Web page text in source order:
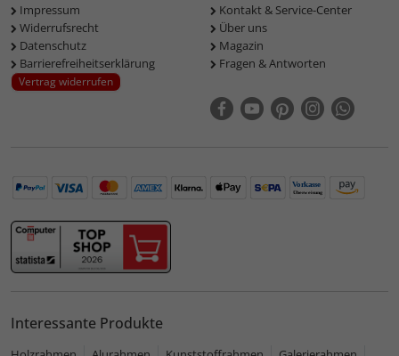
Impressum
Widerrufsrecht
Datenschutz
Barrierefreiheitserklärung
Vertrag widerrufen
Kontakt & Service-Center
Über uns
Magazin
Fragen & Antworten
Interessante Produkte